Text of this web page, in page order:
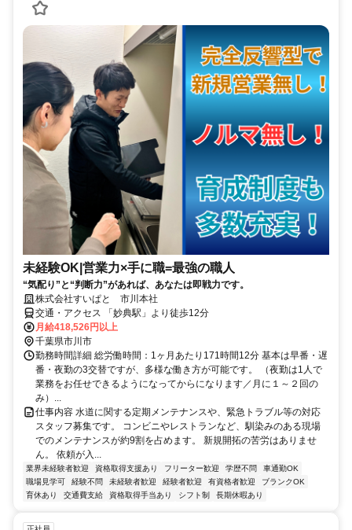
未経験OK|営業⼒×⼿に職=最強の職⼈
“気配り”と“判断力”があれば、あなたは即戦力です。
株式会社すいぱと 市川本社
交通・アクセス 「妙典駅」より徒歩12分
月給418,526円以上
千葉県市川市
勤務時間詳細 総労働時間：1ヶ月あたり171時間12分 基本は早番・遅
番・夜勤の3交替ですが、多様な働き方が可能です。 （夜勤は1人で
業務をお任せできるようになってからになります／月に１～２回の
み）...
仕事内容 水道に関する定期メンテナンスや、緊急トラブル等の対応
スタッフ募集です。 コンビニやレストランなど、馴染みのある現場
でのメンテナンスが約9割を占めます。 新規開拓の苦労はありませ
ん。 依頼が入...
業界未経験者歓迎 資格取得支援あり フリーター歓迎 学歴不問
車通勤OK
職場見学可
経験不問 未経験者歓迎 経験者歓迎 有資格者歓迎
ブランクOK
育休あり
交通費支給 資格取得手当あり シフト制 長期休暇あり